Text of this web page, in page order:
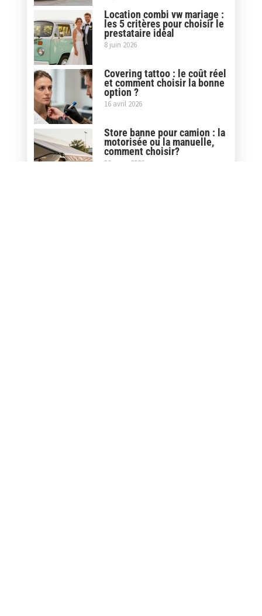
Location combi vw mariage :
les 5 critères pour choisir le
prestataire idéal
8 juin 2026
Covering tattoo : le coût réel
et comment choisir la bonne
option ?
16 avril 2026
Store banne pour camion : la
motorisée ou la manuelle,
comment choisir?
30 mars 2026